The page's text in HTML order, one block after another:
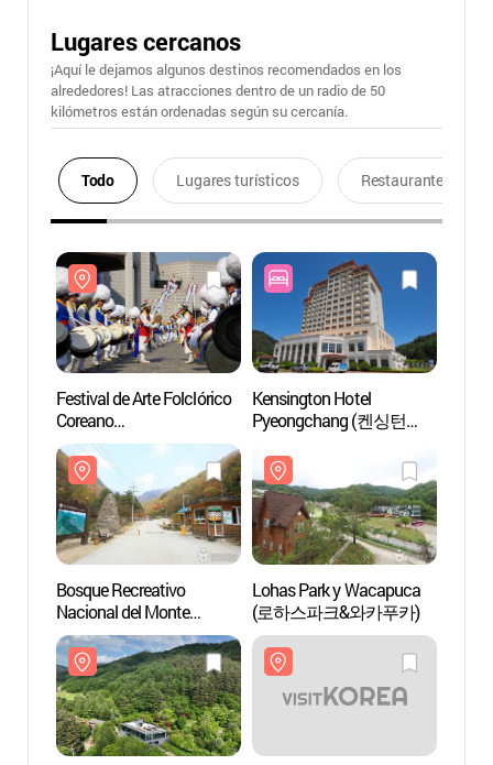
Lugares cercanos
¡Aquí le dejamos algunos destinos recomendados en los
alrededores! Las atracciones dentro de un radio de 50
kilómetros están ordenadas según su cercanía.
Todo Lugares turísticos Restaurantes
Festival de Arte Folclórico
Coreano
(한국민속예술제)
Kensington Hotel
Pyeongchang (켄싱턴
Bosque Recreativo
Nacional del Monte
Dutasan (국립
두타산자연휴양림)
Lohas Park y Wacapuca
(로하스파크&와카푸카)